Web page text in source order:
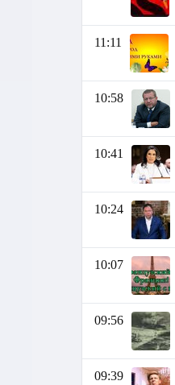
11:11
10:58
10:41
10:24
10:07
09:56
09:39